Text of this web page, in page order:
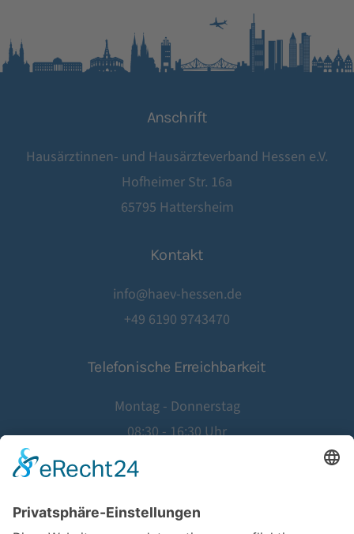
Anschrift
Hausärztinnen- und Hausärzteverband Hessen e.V.
Hofheimer Str. 16a
65795 Hattersheim
Kontakt
info@haev-hessen.de
+49 6190 9743470
Telefonische Erreichbarkeit
Montag - Donnerstag
08:30 - 16:30 Uhr
08:30 - 14:00 Uhr